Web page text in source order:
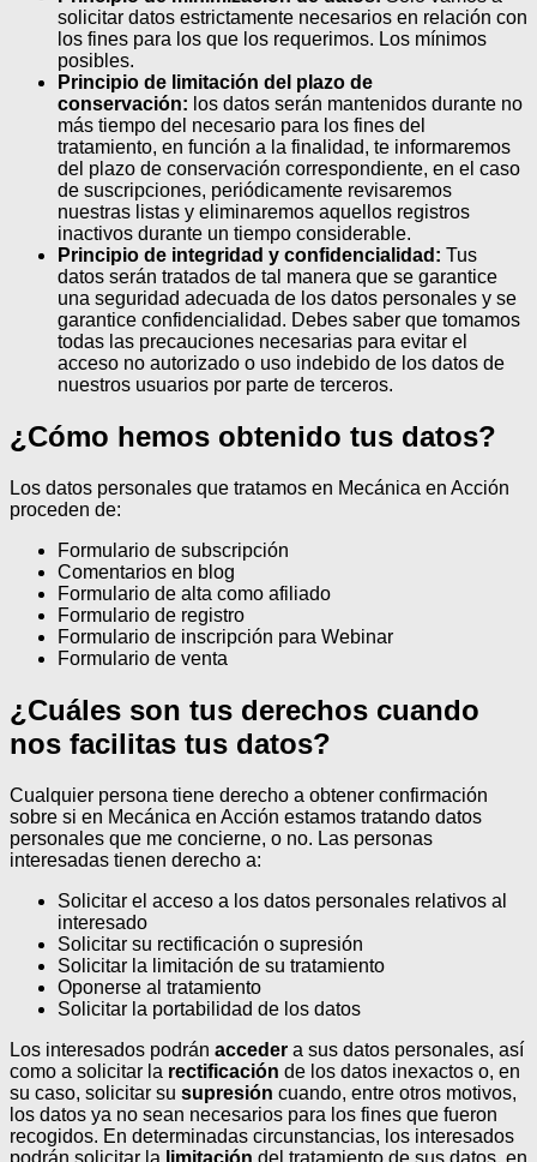
solicitar datos estrictamente necesarios en relación con
los fines para los que los requerimos. Los mínimos
posibles.
Principio de limitación del plazo de
conservación: los datos serán mantenidos durante no
más tiempo del necesario para los fines del
tratamiento, en función a la finalidad, te informaremos
del plazo de conservación correspondiente, en el caso
de suscripciones, periódicamente revisaremos
nuestras listas y eliminaremos aquellos registros
inactivos durante un tiempo considerable.
Principio de integridad y confidencialidad: Tus
datos serán tratados de tal manera que se garantice
una seguridad adecuada de los datos personales y se
garantice confidencialidad. Debes saber que tomamos
todas las precauciones necesarias para evitar el
acceso no autorizado o uso indebido de los datos de
nuestros usuarios por parte de terceros.
¿Cómo hemos obtenido tus datos?
Los datos personales que tratamos en Mecánica en Acción
proceden de:
Formulario de subscripción
Comentarios en blog
Formulario de alta como afiliado
Formulario de registro
Formulario de inscripción para Webinar
Formulario de venta
¿Cuáles son tus derechos cuando
nos facilitas tus datos?
Cualquier persona tiene derecho a obtener confirmación
sobre si en Mecánica en Acción estamos tratando datos
personales que me concierne, o no. Las personas
interesadas tienen derecho a:
Solicitar el acceso a los datos personales relativos al
interesado
Solicitar su rectificación o supresión
Solicitar la limitación de su tratamiento
Oponerse al tratamiento
Solicitar la portabilidad de los datos
Los interesados podrán acceder a sus datos personales, así
como a solicitar la rectificación de los datos inexactos o, en
su caso, solicitar su supresión cuando, entre otros motivos,
los datos ya no sean necesarios para los fines que fueron
recogidos. En determinadas circunstancias, los interesados
podrán solicitar la limitación del tratamiento de sus datos, en